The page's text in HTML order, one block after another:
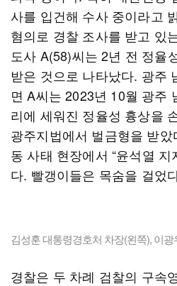
사를 입건해 수사 중이라고
혐의로 경찰 조사를 받고 있
도사 A(58)씨는 2년 전 정율
받은 것으로 나타났다. 광주
면 A씨는 2023년 10월 광주
리에 세워진 정율성 흉상을
광주지법에서 벌금형을 받
동 사태 현장에서 “윤석열
다. 빨갱이들은 목숨을 걸었
김성훈 대통령경호처 차장(왼쪽), 이
경찰은 두 차례 검찰의 구속